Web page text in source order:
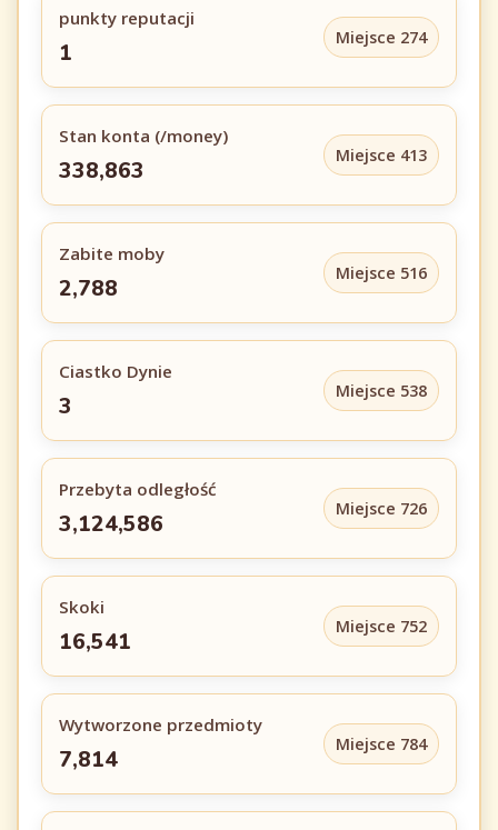
punkty reputacji
1
Miejsce 274
Stan konta (/money)
338,863
Miejsce 413
Zabite moby
2,788
Miejsce 516
Ciastko Dynie
3
Miejsce 538
Przebyta odległość
3,124,586
Miejsce 726
Skoki
16,541
Miejsce 752
Wytworzone przedmioty
7,814
Miejsce 784